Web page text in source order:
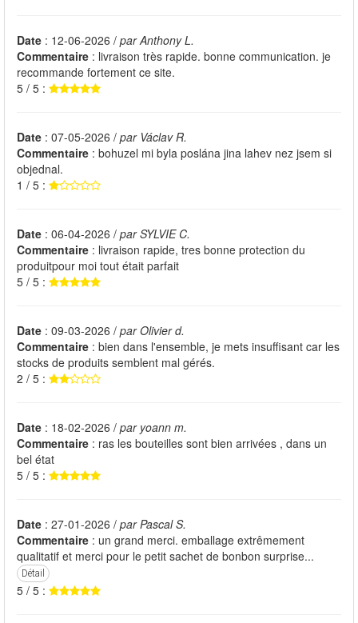
Date : 12-06-2026 / par Anthony L.
Commentaire : livraison très rapide. bonne communication. je
recommande fortement ce site.
5 / 5 :
Date : 07-05-2026 / par Václav R.
Commentaire : bohuzel mi byla poslána jina lahev nez jsem si
objednal.
1 / 5 :
Date : 06-04-2026 / par SYLVIE C.
Commentaire : livraison rapide, tres bonne protection du
produitpour moi tout était parfait
5 / 5 :
Date : 09-03-2026 / par Olivier d.
Commentaire : bien dans l'ensemble, je mets insuffisant car les
stocks de produits semblent mal gérés.
2 / 5 :
Date : 18-02-2026 / par yoann m.
Commentaire : ras les bouteilles sont bien arrivées , dans un
bel état
5 / 5 :
Date : 27-01-2026 / par Pascal S.
Commentaire : un grand merci. emballage extrêmement
qualitatif et merci pour le petit sachet de bonbon surprise...
Détail
5 / 5 :